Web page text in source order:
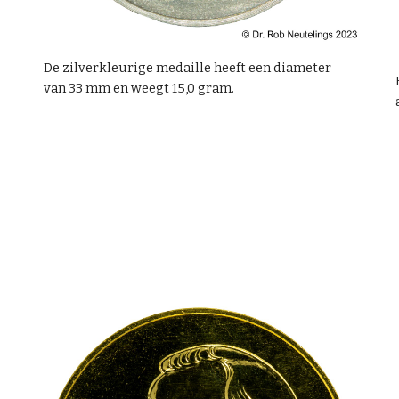
De zilverkleurige medaille heeft een diameter
van 33 mm en weegt 15,0 gram.